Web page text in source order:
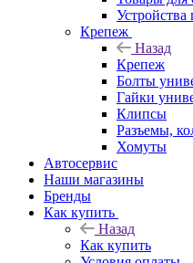
Устройства
Крепеж
Назад
Крепеж
Болты
Гайки
Клипсы
Разъемы,
Хомуты
Автосервис
Наши магазины
Бренды
Как купить
Назад
Как купить